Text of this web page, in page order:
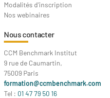
Modalités d'inscription
Nos webinaires
Nous contacter
CCM Benchmark Institut
9 rue de Caumartin,
75009 Paris
formation@ccmbenchmark.com
Tel : 01 47 79 50 16